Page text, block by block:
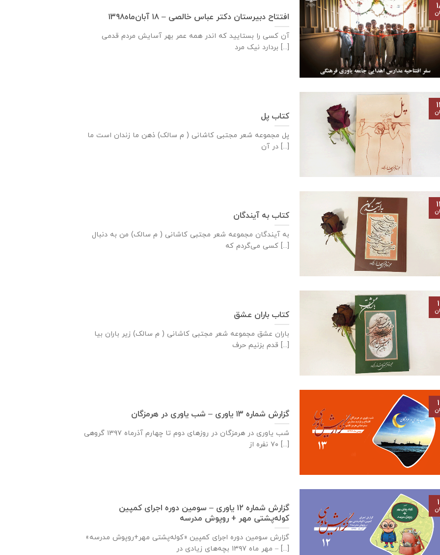
افتتاح دبيرستان دكتر عباس خالصی – ۱۸ آبان‌ماه۱۳۹۸
آن کسی را بستایید که اندر همه عمر بهر آسایش مردم قدمی
بردارد نیک مرد [...]
کتاب پل
پل مجموعه شعر مجتبی کاشانی ( م سالک) ذهن ما زندان است ما
در آن [...]
کتاب به آیندگان
به آیندگان مجموعه شعر مجتبی کاشانی ( م سالک) من به دنبال
كسی می‌گردم كه [...]
کتاب باران عشق
باران عشق مجموعه شعر مجتبی کاشانی ( م سالک) زير باران بيا
قدم بزنيم حرف [...]
گزارش شماره ۱۳ یاوری – شب یاوری در هرمزگان
شب یاوری در هرمزگان در روزهای دوم تا چهارم آذرماه ۱۳۹۷ گروهی
۷۰ نفره از [...]
گزارش شماره ۱۲ یاوری – سومین دوره اجرای کمپین
کوله‌پشتی مهر + روپوش مدرسه
گزارش سومین دوره اجرای کمپین «کوله‌پشتی مهر+روپوش مدرسه»
– مهر ماه ۱۳۹۷ بچه‌های زیادی در [...]